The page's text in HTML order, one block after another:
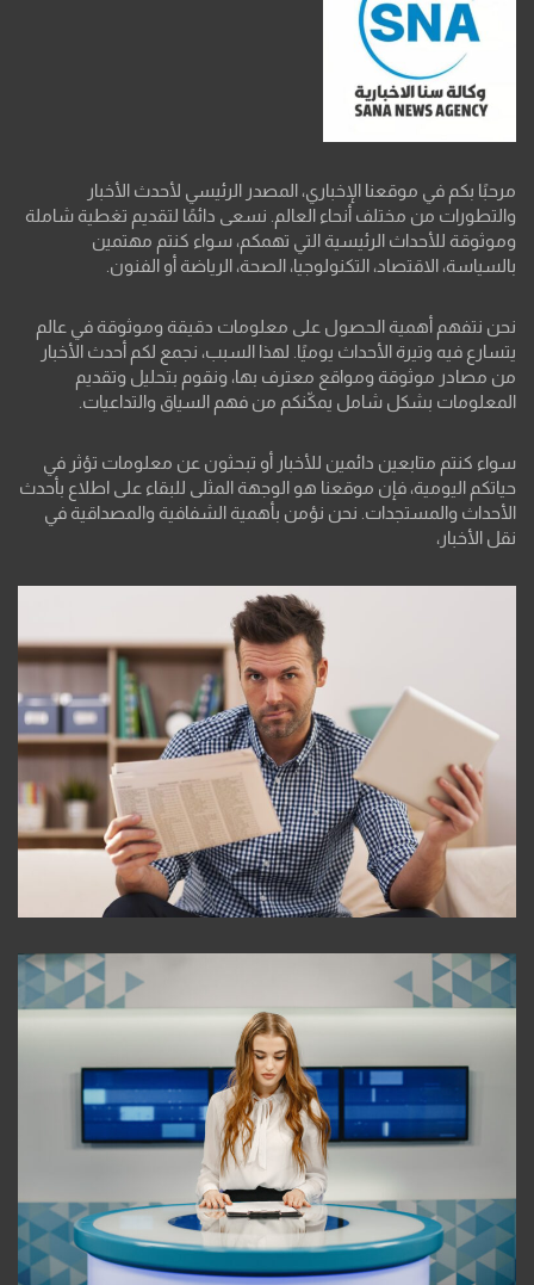
مرحبًا بكم في موقعنا الإخباري، المصدر الرئيسي لأحدث الأخبار
والتطورات من مختلف أنحاء العالم. نسعى دائمًا لتقديم تغطية شاملة
وموثوقة للأحداث الرئيسية التي تهمكم، سواء كنتم مهتمين
بالسياسة، الاقتصاد، التكنولوجيا، الصحة، الرياضة أو الفنون.
نحن نتفهم أهمية الحصول على معلومات دقيقة وموثوقة في عالم
يتسارع فيه وتيرة الأحداث يوميًا. لهذا السبب، نجمع لكم أحدث الأخبار
من مصادر موثوقة ومواقع معترف بها، ونقوم بتحليل وتقديم
المعلومات بشكل شامل يمكّنكم من فهم السياق والتداعيات.
سواء كنتم متابعين دائمين للأخبار أو تبحثون عن معلومات تؤثر في
حياتكم اليومية، فإن موقعنا هو الوجهة المثلى للبقاء على اطلاع بأحدث
الأحداث والمستجدات. نحن نؤمن بأهمية الشفافية والمصداقية في
نقل الأخبار،